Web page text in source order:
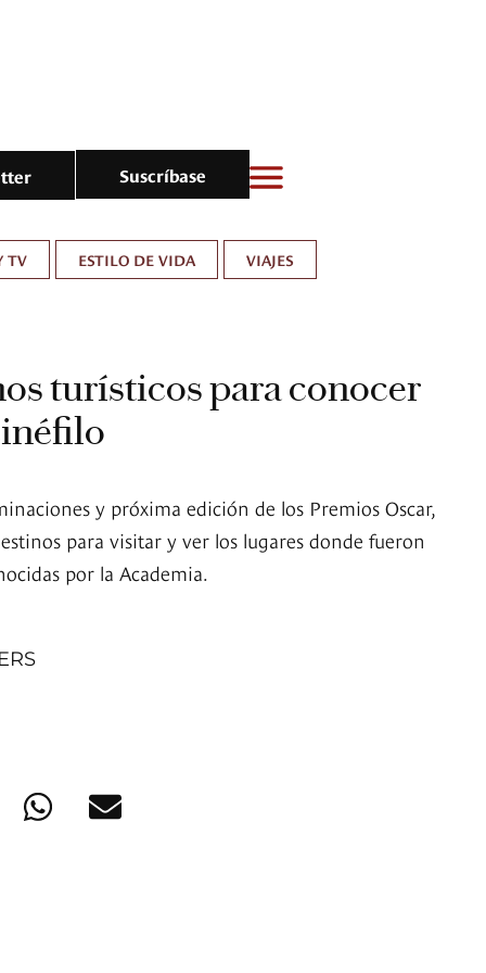
Suscríbase
TV ESTILO DE VIDA VIAJES
turísticos para conocer
y próxima edición de los Premios Oscar,
para visitar y ver los lugares donde fueron
por la Academia.